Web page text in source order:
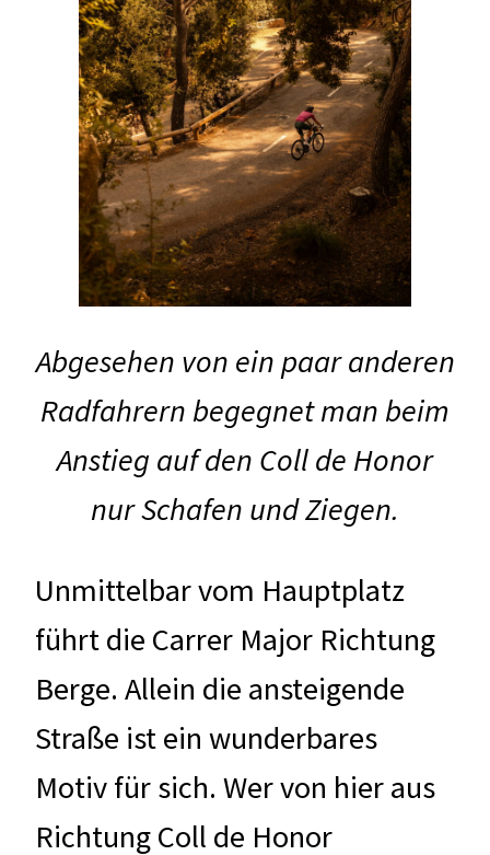
Abgesehen von ein paar anderen
Radfahrern begegnet man beim
Anstieg auf den Coll de Honor
nur Schafen und Ziegen.
Unmittelbar vom Hauptplatz
führt die Carrer Major Richtung
Berge. Allein die ansteigende
Straße ist ein wunderbares
Motiv für sich. Wer von hier aus
Richtung Coll de Honor